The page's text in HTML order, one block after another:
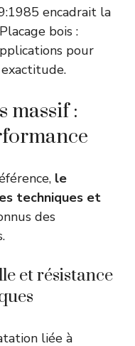
encadrait la
bois :
pour
massif :
le
techniques et
des
et résistance
liée à